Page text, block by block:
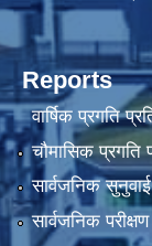
Reports
वार्षिक प्रगति
चौमासिक प्रगति
सार्वजनिक सुनुवाई
सार्वजनिक परीक्षण